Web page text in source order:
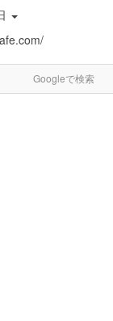
Googleで検索